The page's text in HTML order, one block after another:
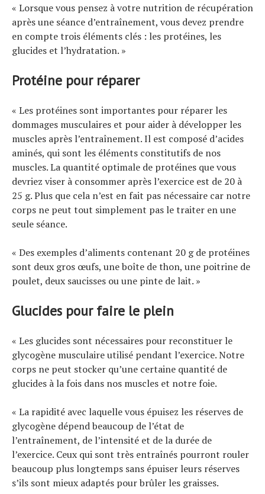
« Lorsque vous pensez à votre nutrition de récupération
après une séance d’entraînement, vous devez prendre
en compte trois éléments clés : les protéines, les
glucides et l’hydratation. »
Protéine pour réparer
« Les protéines sont importantes pour réparer les
dommages musculaires et pour aider à développer les
muscles après l’entraînement. Il est composé d’acides
aminés, qui sont les éléments constitutifs de nos
muscles. La quantité optimale de protéines que vous
devriez viser à consommer après l’exercice est de 20 à
25 g. Plus que cela n’est en fait pas nécessaire car notre
corps ne peut tout simplement pas le traiter en une
seule séance.
« Des exemples d’aliments contenant 20 g de protéines
sont deux gros œufs, une boîte de thon, une poitrine de
poulet, deux saucisses ou une pinte de lait. »
Glucides pour faire le plein
« Les glucides sont nécessaires pour reconstituer le
glycogène musculaire utilisé pendant l’exercice. Notre
corps ne peut stocker qu’une certaine quantité de
glucides à la fois dans nos muscles et notre foie.
« La rapidité avec laquelle vous épuisez les réserves de
glycogène dépend beaucoup de l’état de
l’entraînement, de l’intensité et de la durée de
l’exercice. Ceux qui sont très entraînés pourront rouler
beaucoup plus longtemps sans épuiser leurs réserves
s’ils sont mieux adaptés pour brûler les graisses.